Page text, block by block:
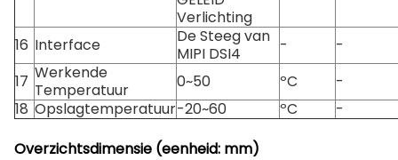
Verlichting
16 Interface
De Steeg van
MIPI DSI4
-
-
17 Werkende
Temperatuur
0~50 ºC
-
18 Opslagtemperatuur-20~60 ºC
-
Overzichtsdimensie (eenheid: mm)